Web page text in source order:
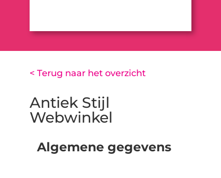
< Terug naar het overzicht
Antiek Stijl
Webwinkel
Algemene gegevens